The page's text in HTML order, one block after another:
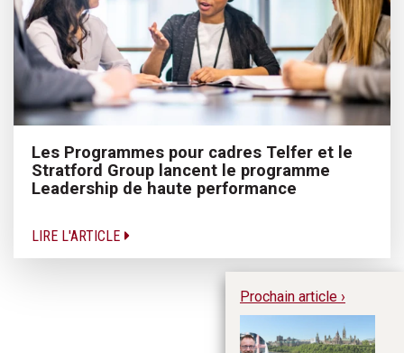
Les Programmes pour cadres Telfer et le
Stratford Group lancent le programme
Leadership de haute performance
LIRE L'ARTICLE
Prochain article ›